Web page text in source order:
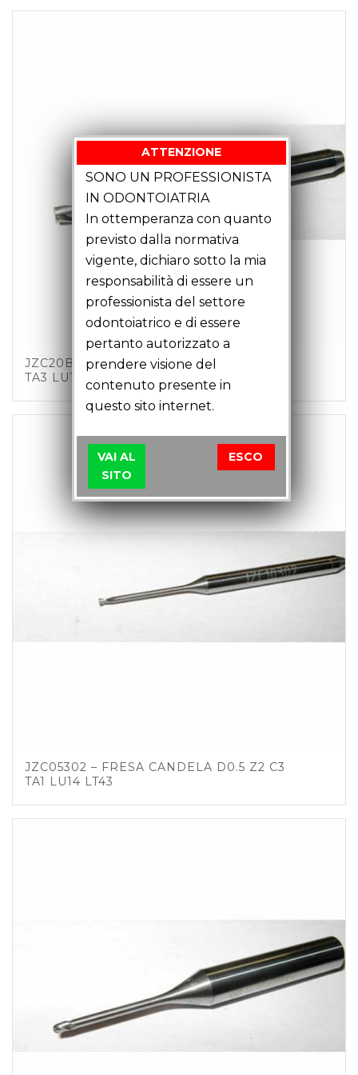
JZC20B01 – FRESA CANDELA D2 Z2 C3
TA3 LU14 LT35
JZC05302 – FRESA CANDELA D0.5 Z2 C3
TA1 LU14 LT43
ATTENZIONE
SONO UN PROFESSIONISTA
IN ODONTOIATRIA
In ottemperanza con quanto
previsto dalla normativa
vigente, dichiaro sotto la mia
responsabilità di essere un
professionista del settore
odontoiatrico e di essere
pertanto autorizzato a
prendere visione del
contenuto presente in
questo sito internet.
VAI AL
SITO
ESCO